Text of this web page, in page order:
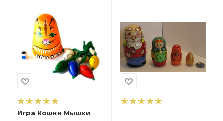
Игра Кошки Мышки